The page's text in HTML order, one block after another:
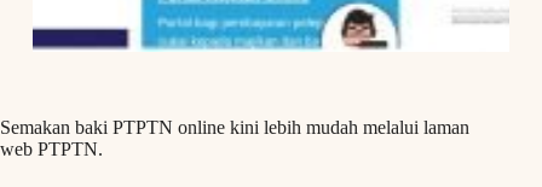
Semakan baki PTPTN online kini lebih mudah melalui laman
web PTPTN.